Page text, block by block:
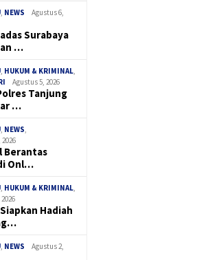
Agustus 8, 2024
NEWS
Agustus 6,
Surabaya
…
HUKUM & KRIMINAL
Agustus 5, 2026
Tanjung
…
NEWS
Berantas
Onl…
HUKUM & KRIMINAL
Hadiah
NEWS
Agustus 2,